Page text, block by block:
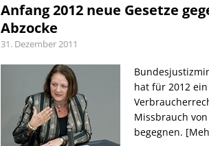
Anfang 2012 neue Gesetze
Abzocke
31. Dezember 2011
hat für 2012
Missbrauch
begegnen.